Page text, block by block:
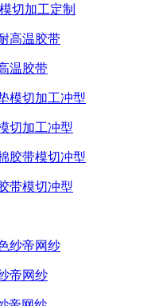
切加工定制
温胶带
切加工冲型
带模切冲型
帝网纱